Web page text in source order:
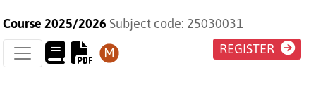
Course 2025/2026 Subject code: 25030031
REGISTER